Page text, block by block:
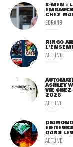
X-MEN :
CHEZ
ECRANS
RINGO
ACTU VO
ASHLEY
VIE
2026
ACTU VO
DANS
ACTU VO